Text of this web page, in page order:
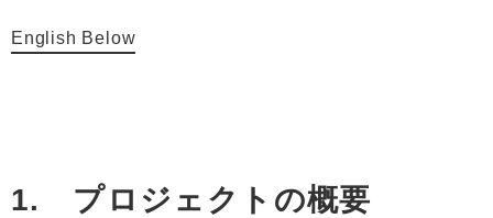
English Below
1. プロジェクトの概要